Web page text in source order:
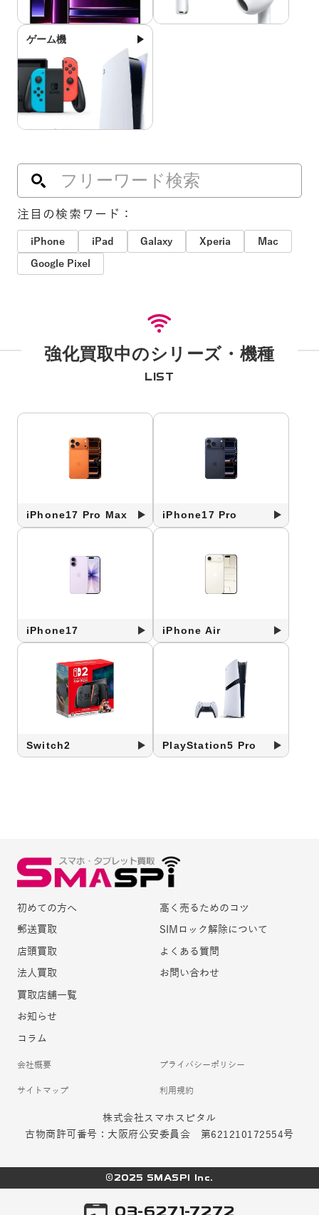
ゲーム機
注目の検索ワード：
iPhone iPad Galaxy Xperia
Mac
Google Pixel
強化買取中のシリーズ・機種
LIST
iPhone17 Pro Max iPhone17 Pro
iPhone17 iPhone Air
Switch2 PlayStation5 Pro
初めての方へ
郵送買取
店頭買取
法人買取
買取店舗一覧
お知らせ
コラム
高く売るためのコツ
SIMロック解除について
よくある質問
お問い合わせ
会社概要 プライバシーポリシー
サイトマップ 利用規約
株式会社スマホスピタル
古物商許可番号：大阪府公安委員会 第621210172554号
©2025 SMASPI Inc.